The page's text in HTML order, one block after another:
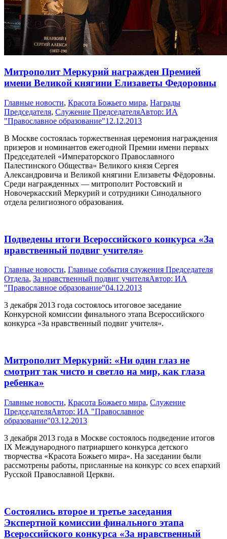
Митрополит Меркурий награжден Премией
имени Великой княгини Елизаветы Федоровны
Главные новости, Красота Божьего мира, Награды
Председателя, Служение ПредседателяАвтор: ИА
"Православное образование"12.12.2013
В Москве состоялась торжественная церемония награждения
призеров и номинантов ежегодной Премии имени первых
Председателей «Императорского Православного
Палестинского Общества» Великого князя Сергея
Александровича и Великой княгини Елизаветы Фёдоровны.
Среди награжденных — митрополит Ростовский и
Новочеркасский Меркурий и сотрудники Синодального
отдела религиозного образования.
Подведены итоги Всероссийского конкурса «За
нравственный подвиг учителя»
Главные новости, Главные события служения Председателя
Отдела, За нравственный подвиг учителяАвтор: ИА
"Православное образование"04.12.2013
3 декабря 2013 года состоялось итоговое заседание
Конкурсной комиссии финального этапа Всероссийского
конкурса «За нравственный подвиг учителя».
Митрополит Меркурий: «Ни один глаз не
смотрит так чисто и светло на мир, как глаза
ребенка»
Главные новости, Красота Божьего мира, Служение
ПредседателяАвтор: ИА "Православное
образование"03.12.2013
3 декабря 2013 года в Москве состоялось подведение итогов
IX Международного патриаршего конкурса детского
творчества «Красота Божьего мира». На заседании были
рассмотрены работы, присланные на конкурс со всех епархий
Русской Православной Церкви.
Состоялись второе и третье заседания
Экспертной комиссии финального этапа
Всероссийского конкурса «За нравственный